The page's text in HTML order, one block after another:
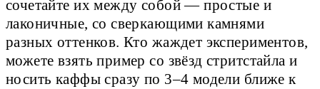
сочетайте их между собой — простые и
лаконичные, со сверкающими камнями
разных оттенков. Кто жаждет экспериментов,
можете взять пример со звёзд стритстайла и
носить каффы сразу по 3–4 модели ближе к